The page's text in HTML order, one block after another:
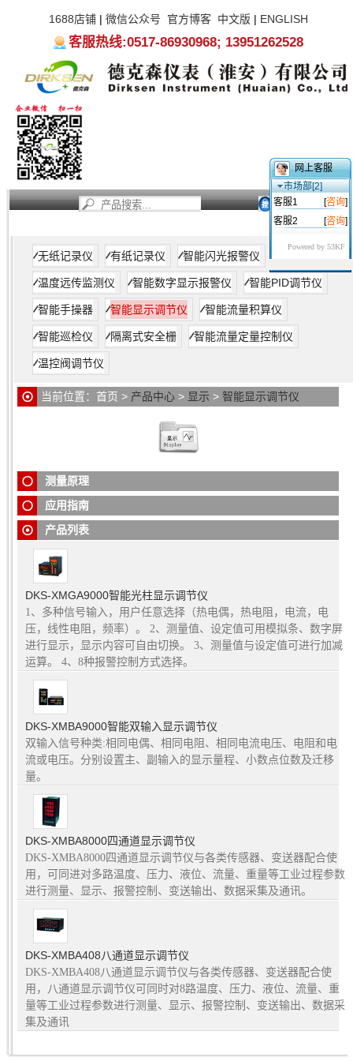
1688店铺| 微信公众号 官方博客 中文版 | ENGLISH
客服热线:0517-86930968; 13951262528
无纸记录仪 有纸记录仪 智能闪光报警仪
温度远传监测仪 智能数字显示报警仪 智能PID调节仪
智能手操器 智能显示调节仪 智能流量积算仪
智能巡检仪 隔离式安全栅 智能流量定量控制仪
温控阀调节仪
当前位置： 首页 > 产品中心 > 显示 > 智能显示调节仪
测量原理
(单、双、四通道调节仪)与各类传感器、变送器
配合使用，智能光柱调节仪可对温度、压力、液位、流量、重
据采集及通讯。
应用指南
智能显示调节仪应用于工业控制各类领域。
产品列表
DKS-XMGA9000智能光柱显示调节仪
1、多种信号输入，用户任意选择（热电偶，热电阻，电流，电
压，线性电阻，频率）。 2、测量值、设定值可用模拟条、数字屏
进行显示，显示内容可自由切换。 3、测量值与设定值可进行加减
运算。 4、8种报警控制方式选择。
DKS-XMBA9000智能双输入显示调节仪
双输入信号种类:相同电偶、相同电阻、相同电流电压、电阻和电
流或电压。分别设置主、副输入的显示量程、小数点位数及迁移
量。
DKS-XMBA8000四通道显示调节仪
DKS-XMBA8000四通道显示调节仪与各类传感器、变送器配合使
用，可同进对多路温度、压力、液位、流量、重量等工业过程参数
进行测量、显示、报警控制、变送输出、数据采集及通讯。
DKS-XMBA408八通道显示调节仪
DKS-XMBA408八通道显示调节仪与各类传感器、变送器配合使
用，八通道显示调节仪可同时对8路温度、压力、液位、流量、重
量等工业过程参数进行测量、显示、报警控制、变送输出、数据采
集及通讯
网上客服
市场部[2]
客服1
[咨询]
客服2
[咨询]
Powered by 53KF